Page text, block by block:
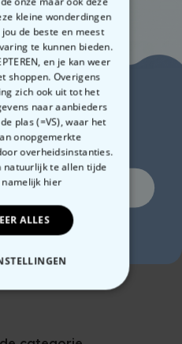
nemen naar het volgende
voor onderweg is af en toe
mensen. Maar het is
blij wil maken met dit
je ook
Gepersonaliseerde
veldfles met initialen en
tekst
kleine wonderdingen
de beste en meest
te kunnen bieden.
en je kan weer
shoppen. Overigens
zich ook uit tot het
naar aanbieders
plas (=VS), waar het
onopgemerkte
overheidsinstanties.
natuurlijk te allen tijde
namelijk hier
ALLES
in
van korting